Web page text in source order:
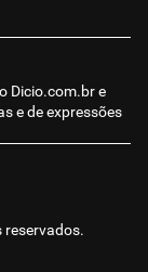
Dicio.com.bre
e de expressões
reservados.